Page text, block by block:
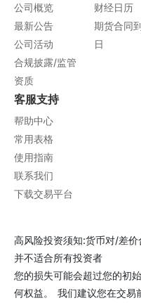
公司概览
最新公告
公司活动
合规披露/监管
资质
财经日历
期货合同
日
客服支持
帮助中心
常用表格
使用指南
联系我们
下载交易平台
高风险投资须知:货币对/差价
并不适合所有投资者
您的损失可能会超过您的初
何权益。 我们建议您在交易